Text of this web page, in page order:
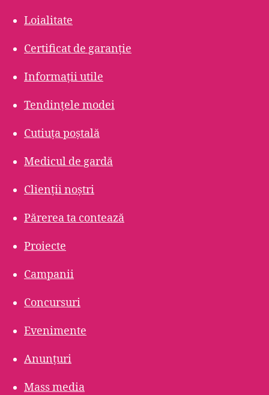
Loialitate
Certificat de garanție
Informații utile
Tendințele modei
Cutiuța poștală
Medicul de gardă
Clienții noștri
Părerea ta contează
Proiecte
Campanii
Concursuri
Evenimente
Anunțuri
Mass media